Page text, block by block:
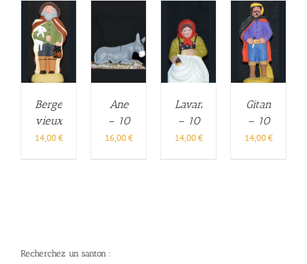
Berger
vieux
– 10
14,00€
Ane
– 10
cm
16,00€
Lavandière
– 10
cm
14,00€
Gitan
– 10
cm
14,00€
Recherchez un santon :